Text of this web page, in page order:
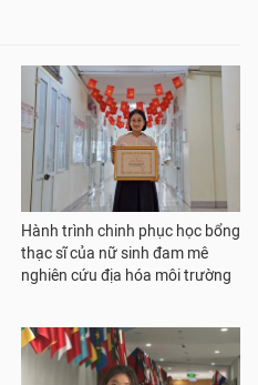
Hành trình chinh phục học bổng
thạc sĩ của nữ sinh đam mê
nghiên cứu địa hóa môi trường